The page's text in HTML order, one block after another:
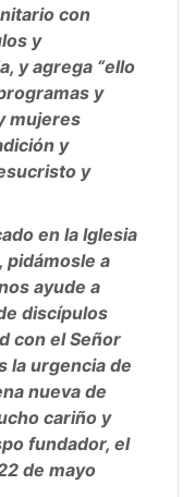
con
y
y agrega “ello
y
mujeres
y
y
en la Iglesia
pidámosle a
ayude a
discípulos
con el Señor
la urgencia de
nueva de
cariño y
fundador, el
de mayo